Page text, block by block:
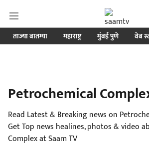
ताज्या बातम्या महाराष्ट्र मुंबई पुणे वेब
Petrochemical
Read Latest & Breaking news on
Get Top news healines, photos & video
Complex at Saam TV